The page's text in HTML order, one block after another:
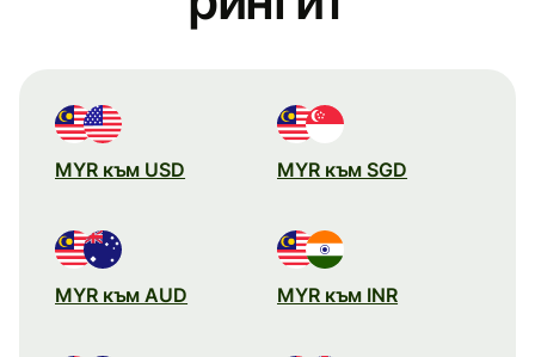
MYR към USD MYR към SGD
MYR към AUD MYR към INR